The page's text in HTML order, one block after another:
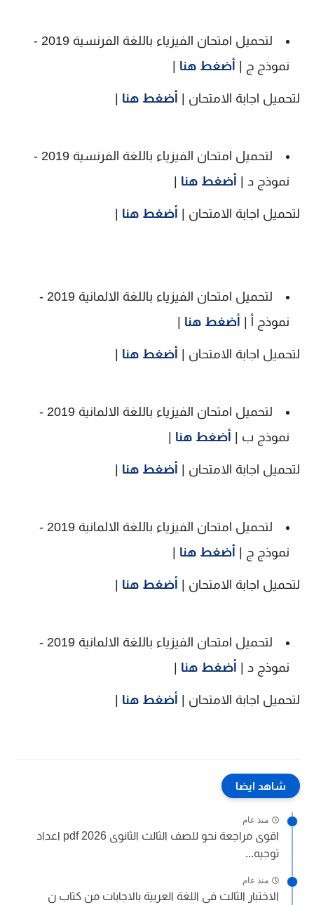
لتحميل امتحان الفيزياء باللغة الفرنسية 2019 -
نموذج ج | أضغط هنا
لتحميل اجابة الامتحان | أضغط هنا
لتحميل امتحان الفيزياء باللغة الفرنسية 2019 -
نموذج د | أضغط هنا
لتحميل اجابة الامتحان | أضغط هنا
لتحميل امتحان الفيزياء باللغة الالمانية 2019 -
نموذج أ | أضغط هنا
لتحميل اجابة الامتحان | أضغط هنا
لتحميل امتحان الفيزياء باللغة الالمانية 2019 -
نموذج ب | أضغط هنا
لتحميل اجابة الامتحان | أضغط هنا
لتحميل امتحان الفيزياء باللغة الالمانية 2019 -
نموذج ج | أضغط هنا
لتحميل اجابة الامتحان | أضغط هنا
لتحميل امتحان الفيزياء باللغة الالمانية 2019 -
نموذج د | أضغط هنا
لتحميل اجابة الامتحان | أضغط هنا
شاهد ايضا
منذ عام
اقوى مراجعة نحو للصف الثالث الثانوى 2026 pdf اعداد
توجيه...
منذ عام
الاختبار الثالث فى اللغة العربية بالاجابات من كتاب ن